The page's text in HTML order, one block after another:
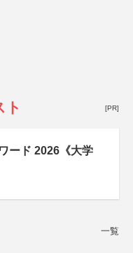
ト [PR]
ード 2026《大学
一覧